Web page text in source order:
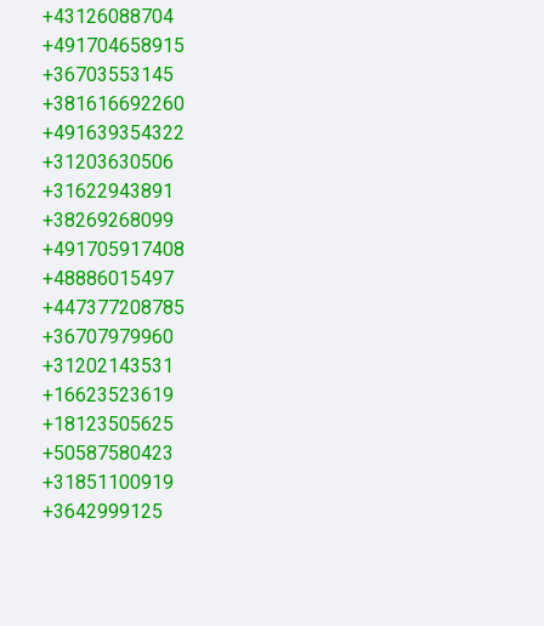
+43126088704
+491704658915
+36703553145
+381616692260
+491639354322
+31203630506
+31622943891
+38269268099
+491705917408
+48886015497
+447377208785
+36707979960
+31202143531
+16623523619
+18123505625
+50587580423
+31851100919
+3642999125